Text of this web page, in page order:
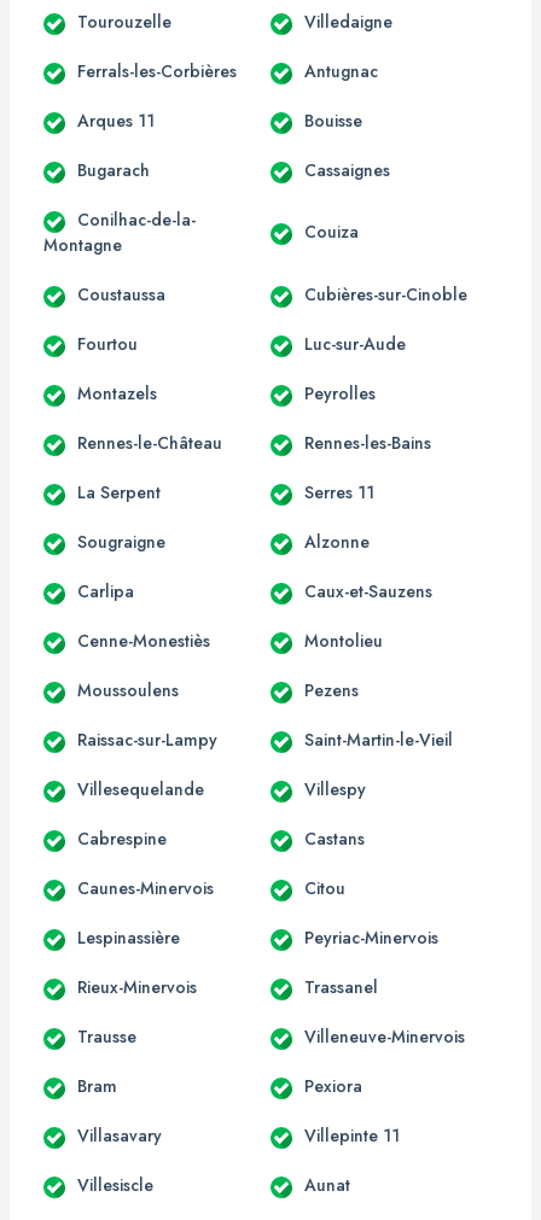
Tourouzelle Villedaigne
Ferrals-les-Corbières Antugnac
Arques 11 Bouisse
Bugarach Cassaignes
Conilhac-de-la-
Montagne
Couiza
Coustaussa Cubières-sur-Cinoble
Fourtou Luc-sur-Aude
Montazels Peyrolles
Rennes-le-Château Rennes-les-Bains
La Serpent Serres 11
Sougraigne Alzonne
Carlipa Caux-et-Sauzens
Cenne-Monestiès Montolieu
Moussoulens Pezens
Raissac-sur-Lampy Saint-Martin-le-Vieil
Villesequelande Villespy
Cabrespine Castans
Caunes-Minervois Citou
Lespinassière Peyriac-Minervois
Rieux-Minervois Trassanel
Trausse Villeneuve-Minervois
Bram Pexiora
Villasavary Villepinte 11
Villesiscle Aunat